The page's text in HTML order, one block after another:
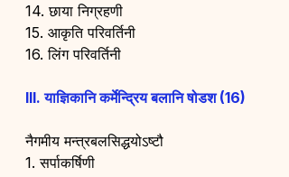
14. छाया निग्रहणी
15. आकृति परिवर्तिनी
16. लिंग परिवर्तिनी
III. याज्ञिकानि कर्मेन्द्रिय बलानि षोडश (16)
नैगमीय मन्त्रबलसिद्धयोऽष्टौ
1. सर्पाकर्षिणी